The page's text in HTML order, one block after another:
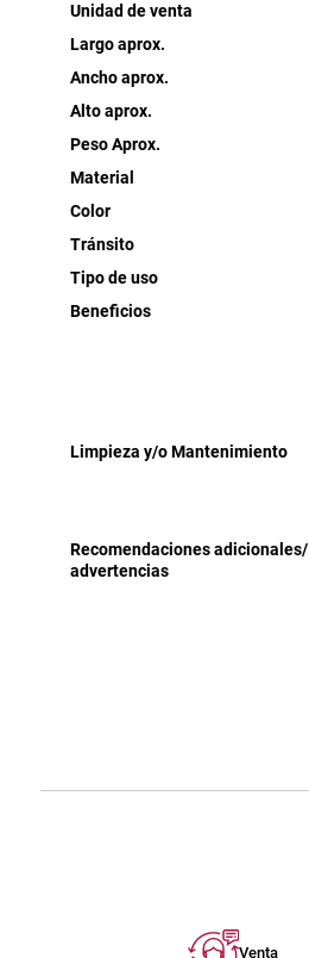
Unidad de venta
Largo aprox.
Ancho aprox.
Alto aprox.
Peso Aprox.
Material
Color
Tránsito
Tipo de uso
Beneficios
Limpieza y/o Mantenimiento
Recomendaciones adicionales/
advertencias
Venta